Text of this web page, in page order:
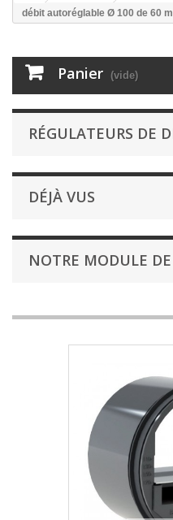
débit autoréglable Ø 100 de 60
Panier (vide)
RÉGULATEURS DE
DÉJÀ VUS
NOTRE MODULE